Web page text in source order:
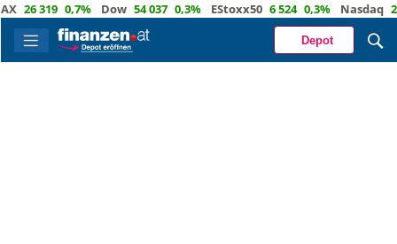
319 0,7% Dow 54 037 0,3% EStoxx50 6 524 0,3% Nasdaq 29 722
Depot